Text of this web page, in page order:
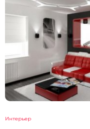
Интерьер